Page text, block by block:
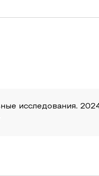
исследования.